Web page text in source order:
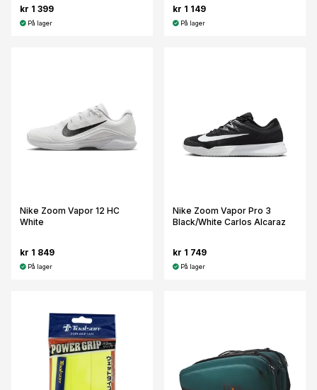
kr 1 399
På lager
kr 1 149
På lager
Nike Zoom Vapor 12 HC
White
kr 1 849
På lager
Nike Zoom Vapor Pro 3
Black/White Carlos Alcaraz
kr 1 749
På lager